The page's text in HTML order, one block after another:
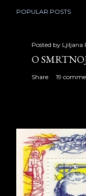
POPULAR POSTS
Posted by Ljiljana
O
Share 19